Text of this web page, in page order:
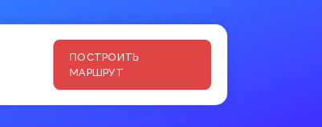
ПОСТРОИТЬ
МАРШРУТ